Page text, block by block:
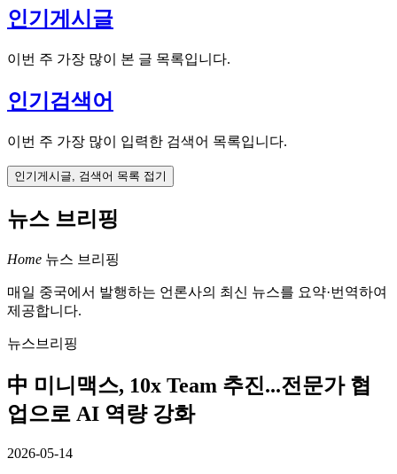
인기게시글
이번 주 가장 많이 본 글 목록입니다.
인기검색어
이번 주 가장 많이 입력한 검색어 목록입니다.
인기게시글, 검색어 목록 접기
뉴스 브리핑
Home 뉴스 브리핑
매일 중국에서 발행하는 언론사의 최신 뉴스를 요약·번역하여
제공합니다.
뉴스브리핑
中 미니맥스, 10x Team 추진...전문가 협
업으로 AI 역량 강화
2026-05-14